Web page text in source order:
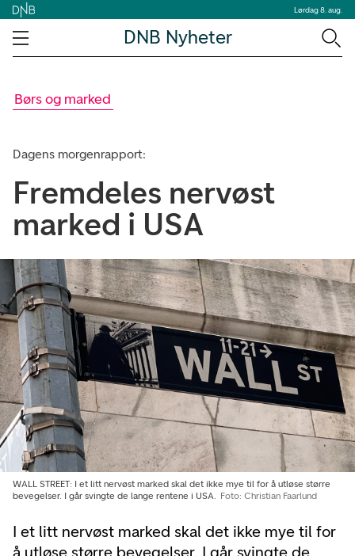
Lørdag 8. aug.
DNB Nyheter
Børs og marked
Dagens morgenrapport:
Fremdeles nervøst
marked i USA
I et litt nervøst marked skal det ikke mye til for
å utløse større bevegelser. I går svingte de
WALL STREET: I et litt nervøst marked skal det ikke mye til for å utløse større
bevegelser. I går svingte de lange rentene i USA.
Foto: Christian Faarlund